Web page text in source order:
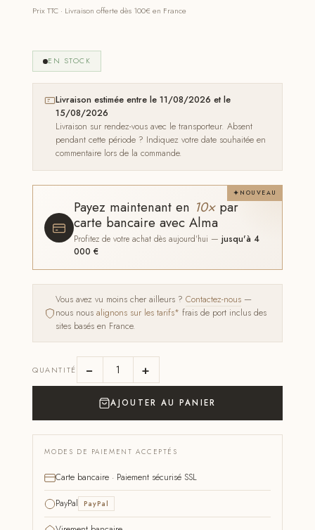
Prix TTC · Livraison offerte dès 100€ en France
EN STOCK
Livraison estimée entre le 11/08/2026 et le
15/08/2026
Livraison sur rendez-vous avec le transporteur. Absent
pendant cette période ? Indiquez votre date souhaitée en
commentaire lors de la commande.
NOUVEAU
Payez maintenant en 10×par
carte bancaire avec Alma
Profitez de votre achat dès aujourd'hui —jusqu'à 4
000 €
Vous avez vu moins cher ailleurs ?Contactez-nous —
nous nousalignons sur les tarifs* frais de port inclus des
sites basés en France.
QUANTITÉ − +
AJOUTER AU PANIER
MODES DE PAIEMENT ACCEPTÉS
Carte bancaire · Paiement sécurisé SSL
PayPal PayPal